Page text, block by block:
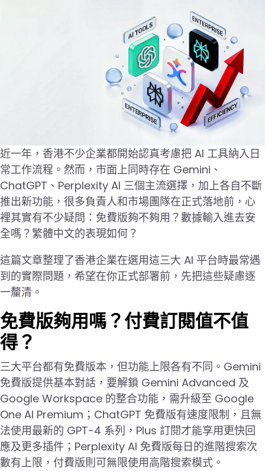
近一年，香港不少企業都開始認真考慮把 AI 工具納入日
常工作流程。然而，市面上同時存在 Gemini、
ChatGPT、Perplexity AI 三個主流選擇，加上各自不斷
推出新功能，很多負責人和市場團隊在正式落地前，心
裡其實有不少疑問：免費版夠不夠用？數據輸入進去安
全嗎？繁體中文的表現如何？
這篇文章整理了香港企業在選用這三大 AI 平台時最常遇
到的實際問題，希望在你正式部署前，先把這些疑慮逐
一釐清。
免費版夠用嗎？付費訂閱值不值
得？
三大平台都有免費版本，但功能上限各有不同。Gemini
免費版提供基本對話，要解鎖 Gemini Advanced 及
Google Workspace 的整合功能，需升級至 Google
One AI Premium；ChatGPT 免費版有速度限制，且無
法使用最新的 GPT-4 系列，Plus 訂閱才能享用更快回
應及更多插件；Perplexity AI 免費版每日的進階搜索次
數有上限，付費版則可無限使用高階搜索模式。